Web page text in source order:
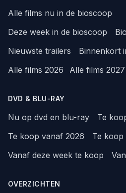
Alle films nu in de bioscoop
Deze week in de bioscoop
Nieuwste trailers
Binnenkort
Alle films 2026
Alle films 2027
DVD & BLU-RAY
Nu op dvd en blu-ray
Te
Te koop vanaf 2026
Te koop
Vanaf deze week te koop
OVERZICHTEN